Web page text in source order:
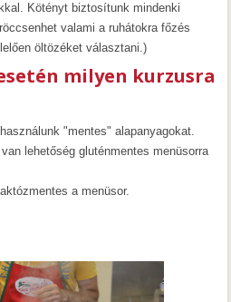
Kötényt biztosítunk mindenki
valami a ruhátokra főzés
öltözéket választani.)
milyen kurzusra
"mentes" alapanyagokat.
lehetőség gluténmentes menüsorra
a menüsor.